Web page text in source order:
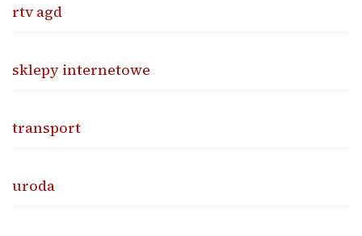
rtv agd
sklepy internetowe
transport
uroda